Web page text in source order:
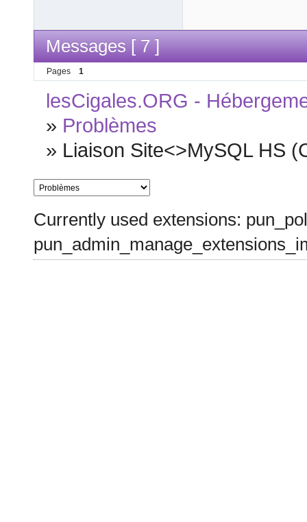
Messages [ 7 ]
Pages 1
lesCigales.ORG -
» Problèmes
» Liaison Site<>MySQL HS
Currently used extensions: